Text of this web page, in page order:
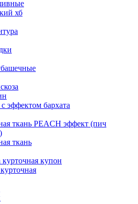
хб
эффектом бархата
ткань PEACH эффект (пич
ткань
купон